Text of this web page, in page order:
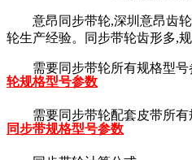
意昂同步带轮,深圳意昂齿
轮生产经验。同步带轮齿形多,规
需要同步带轮所有规格型
轮规格型号参数
需要同步带轮配套皮带所
同步带规格型号参数